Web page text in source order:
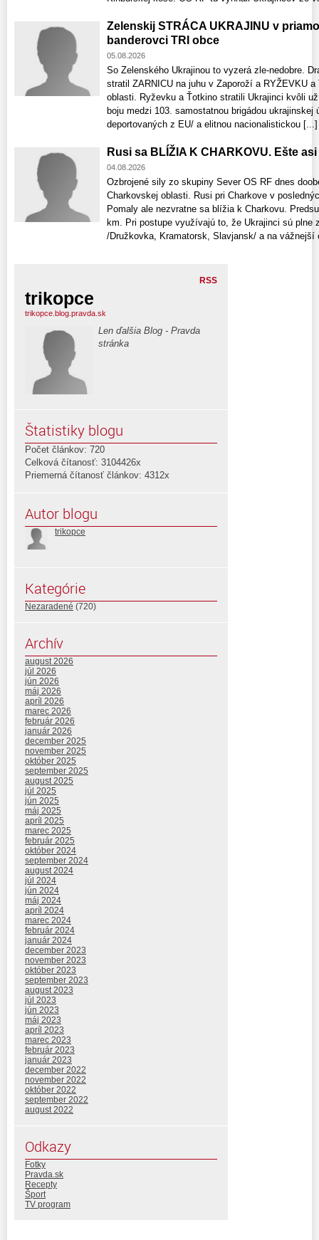
Zelenskij STRÁCA UKRAJINU v
banderovci TRI obce
05.08.2026
So Zelenského Ukrajinou to vyzerá zle-nedobre.
stratil ZARNICU na juhu v Zaporoží a RYŽEVKU
oblasti. Ryževku a Ťotkino stratili Ukrajinci kvôli
boju medzi 103. samostatnou brigádou
deportovaných z EU/ a elitnou nacionalistickou [...]
Rusi sa BLÍŽIA K CHARKOVU. Ešte
04.08.2026
Ozbrojené sily zo skupiny Sever OS RF dnes
Charkovskej oblasti. Rusi pri Charkove v
Pomaly ale nezvratne sa blížia k Charkovu.
km. Pri postupe využívajú to, že Ukrajinci sú plne
/Družkovka, Kramatorsk, Slavjansk/ a na vážnejší
RSS
trikopce
trikopce.blog.pravda.sk
Len ďalšia Blog - Pravda
stránka
Štatistiky blogu
Počet článkov: 720
Celková čítanosť: 3104426x
Priemerná čítanosť článkov: 4312x
Autor blogu
trikopce
Kategórie
Nezaradené (720)
Archív
august 2026
júl 2026
jún 2026
máj 2026
apríl 2026
marec 2026
február 2026
január 2026
december 2025
november 2025
október 2025
september 2025
august 2025
júl 2025
jún 2025
máj 2025
apríl 2025
marec 2025
február 2025
október 2024
september 2024
august 2024
júl 2024
jún 2024
máj 2024
apríl 2024
marec 2024
február 2024
január 2024
december 2023
november 2023
október 2023
september 2023
august 2023
júl 2023
jún 2023
máj 2023
apríl 2023
marec 2023
február 2023
január 2023
december 2022
november 2022
október 2022
september 2022
august 2022
Odkazy
Fotky
Pravda.sk
Recepty
Šport
TV program